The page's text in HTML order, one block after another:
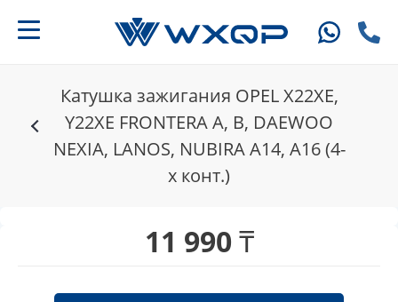
Катушка зажигания OPEL X22XE,
Y22XE FRONTERA A, B, DAEWOO
NEXIA, LANOS, NUBIRA A14, A16 (4-
х конт.)
11 990 ₸